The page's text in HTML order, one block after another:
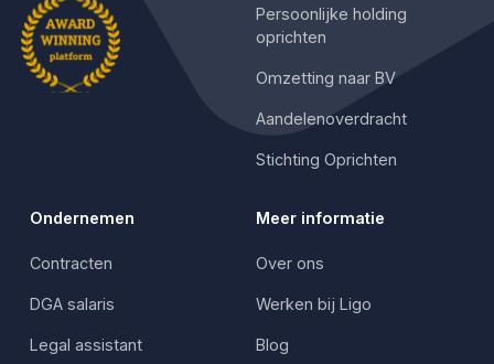
Persoonlijke holding
oprichten
Omzetting naar BV
Aandelenoverdracht
Stichting Oprichten
Ondernemen
Contracten
DGA salaris
Legal assistant
Meer informatie
Over ons
Werken bij Ligo
Blog